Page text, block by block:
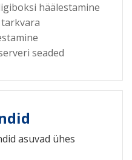
häälestamine
seaded
asuvad ühes